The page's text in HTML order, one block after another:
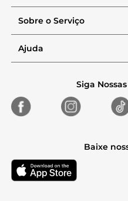
Sobre o Serviço
Ajuda
Siga
Baixe